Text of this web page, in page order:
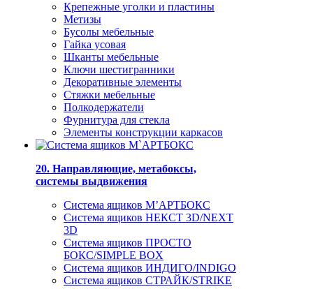
Крепежные уголки и пластины
Метизы
Бусолы мебельные
Гайка усовая
Шканты мебельные
Ключи шестигранники
Декоративные элементы
Стяжки мебельные
Полкодержатели
Фурнитура для стекла
Элементы конструкции каркасов
20. Направляющие, метабоксы,
системы выдвижения
Система ящиков М’АРТБОКС
Система ящиков НЕКСТ 3D/NEXT
3D
Система ящиков ПРОСТО
БОКС/SIMPLE BOX
Система ящиков ИНДИГО/INDIGO
Система ящиков СТРАЙК/STRIKE